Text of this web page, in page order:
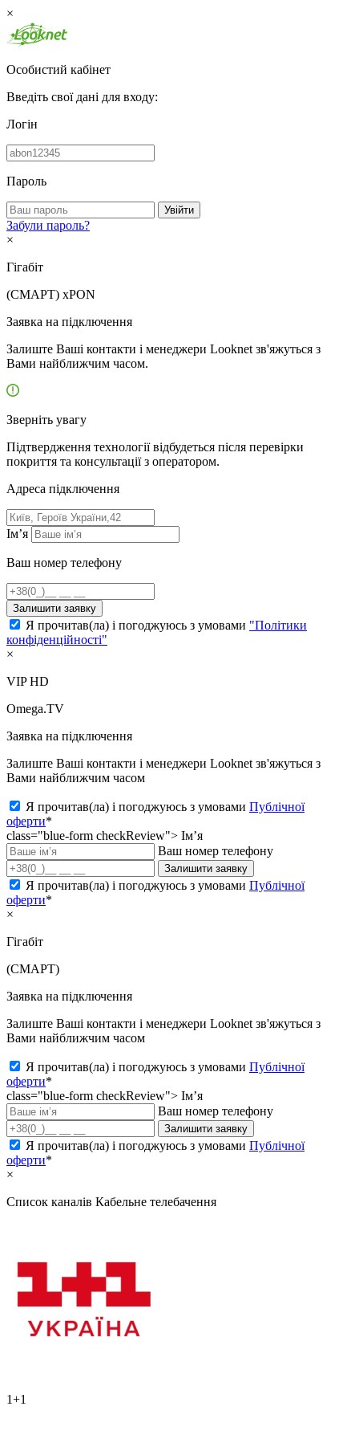
×
Особистий кабінет
Введіть свої дані для входу:
Логін
Пароль
Увійти
Забули пароль?
×
Гігабіт
(СМАРТ) xPON
Заявка на підключення
Залиште Ваші контакти і менеджери Looknet зв'яжуться з
Вами найближчим часом.
Зверніть увагу
Підтвердження технології відбудеться після перевірки
покриття та консультації з оператором.
Адресa підключення
Ім’я
Ваш номер телефону
Залишити заявку
Я прочитав(ла) і погоджуюсь з умовами "Політики
конфіденційності"
×
VIP HD
Omega.TV
Заявка на підключення
Залиште Ваші контакти і менеджери Looknet зв'яжуться з
Вами найближчим часом
Я прочитав(ла) і погоджуюсь з умовами Публічної
оферти*
class="blue-form checkReview"> Ім’я
Ваш номер телефону
Залишити заявку
Я прочитав(ла) і погоджуюсь з умовами Публічної
оферти*
×
Гігабіт
(СМАРТ)
Заявка на підключення
Залиште Ваші контакти і менеджери Looknet зв'яжуться з
Вами найближчим часом
Я прочитав(ла) і погоджуюсь з умовами Публічної
оферти*
class="blue-form checkReview"> Ім’я
Ваш номер телефону
Залишити заявку
Я прочитав(ла) і погоджуюсь з умовами Публічної
оферти*
×
Список каналів Кабельне телебачення
1+1